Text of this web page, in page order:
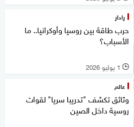
رادار
حرب طاقة بين روسيا وأوكرانيا.. ما
الأسباب؟
l 1 يوليو 2026
عالم
وثائق تكشف "تدريبا سريا" لقوات
روسية داخل الصين